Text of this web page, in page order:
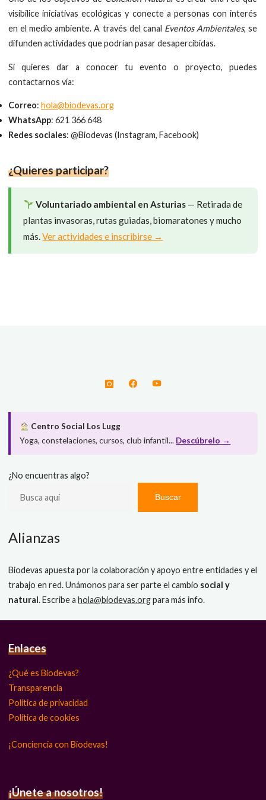
visibilice iniciativas ecológicas y conecte a personas con interés
en el medio ambiente. A través del canal Eventos Ambientales, se
difunden actividades que podrían pasar desapercibidas.
Si quieres dar a conocer tu evento o proyecto, puedes
contactarnos vía:
Correo:hola@biodevas.org
WhatsApp: 621 366 648
Redes sociales: @Biodevas (Instagram, Facebook)
¿Quieres participar?
Voluntariado ambiental en Asturias— Retirada de
plantas invasoras, rutas guiadas, biomaratones y mucho
más.Ver actividades e inscribirse →
Centro Social Los Lugg
Yoga, constelaciones, cursos, club infantil... Descúbrelo →
¿No encuentras algo?
Buscar
Alianzas
Biodevas apuesta por la colaboración y apoyo entre entidades y el
trabajo en red. Unámonos para ser parte el cambio social y
natural. Escribe ahola@biodevas.orgpara más info.
Enlaces
¿Qué es Biodevas?
Transparencia
Política de privacidad
Política de cookies
¡Conciencia con Biodevas!
¡Únete a nosotros!